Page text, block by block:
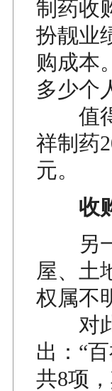
制药收
扮靓业
购成本
多少个
值得
祥制药
元。
收
另一
屋、土
权属不
对此
出：“
共8项